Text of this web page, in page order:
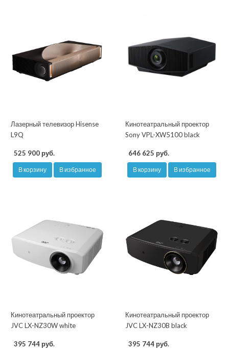
Лазерный телевизор Hisense
L9Q
525 900 руб.
В корзину В избранное
Кинотеатральный проектор
Sony VPL-XW5100 black
646 625 руб.
В корзину В избранное
Кинотеатральный проектор
JVC LX-NZ30W white
395 744 руб.
Кинотеатральный проектор
JVC LX-NZ30B black
395 744 руб.